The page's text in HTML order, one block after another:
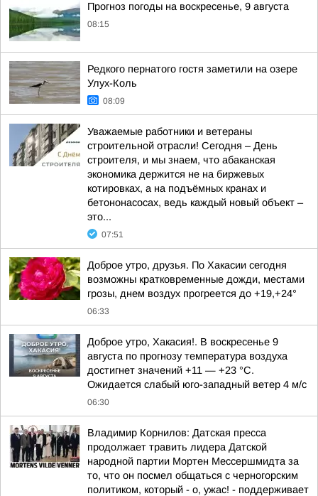
Прогноз погоды на воскресенье, 9 августа
08:15
Редкого пернатого гостя заметили на озере
Улух-Коль
08:09
Уважаемые работники и ветераны
строительной отрасли! Сегодня – День
строителя, и мы знаем, что абаканская
экономика держится не на биржевых
котировках, а на подъёмных кранах и
бетононасосах, ведь каждый новый объект –
это...
07:51
Доброе утро, друзья. По Хакасии сегодня
возможны кратковременные дожди, местами
грозы, днем воздух прогреется до +19,+24°
06:33
Доброе утро, Хакасия!. В воскресенье 9
августа по прогнозу температура воздуха
достигнет значений +11 — +23 °С.
Ожидается слабый юго-западный ветер 4 м/с
06:30
Владимир Корнилов: Датская пресса
продолжает травить лидера Датской
народной партии Мортен Мессершмидта за
то, что он посмел общаться с черногорским
политиком, который - о, ужас! - поддерживает